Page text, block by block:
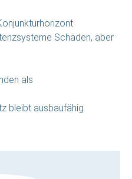
Schäden, aber
als
bleibt ausbaufähig